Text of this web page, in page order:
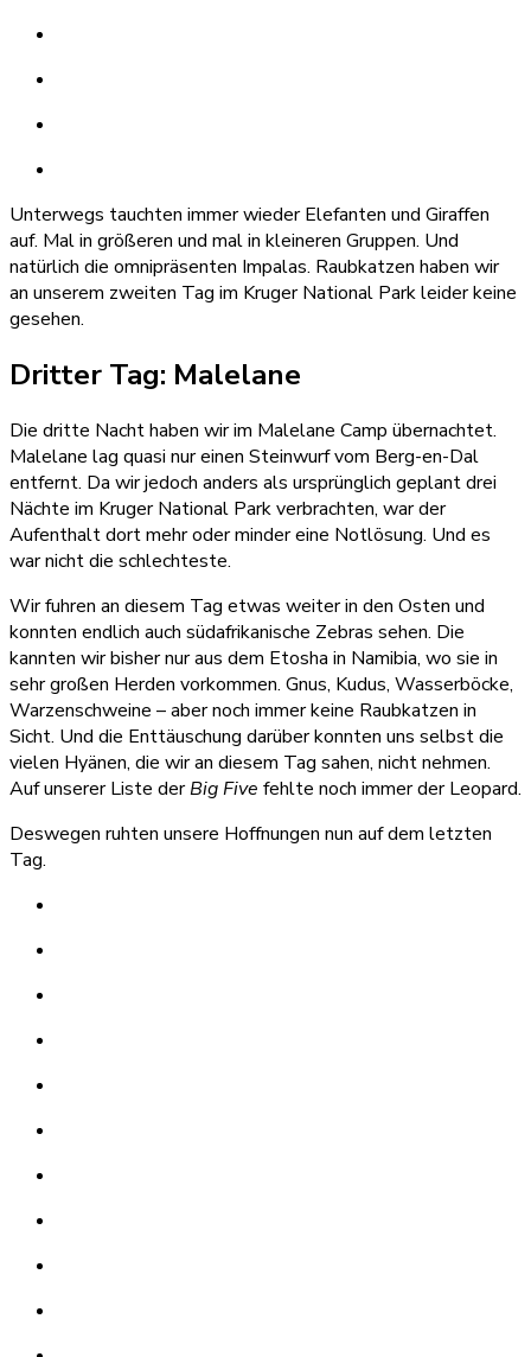
Unterwegs tauchten immer wieder Elefanten und Giraffen
auf. Mal in größeren und mal in kleineren Gruppen. Und
natürlich die omnipräsenten Impalas. Raubkatzen haben wir
an unserem zweiten Tag im Kruger National Park leider keine
gesehen.
Dritter Tag: Malelane
Die dritte Nacht haben wir im Malelane Camp übernachtet.
Malelane lag quasi nur einen Steinwurf vom Berg-en-Dal
entfernt. Da wir jedoch anders als ursprünglich geplant drei
Nächte im Kruger National Park verbrachten, war der
Aufenthalt dort mehr oder minder eine Notlösung. Und es
war nicht die schlechteste.
Wir fuhren an diesem Tag etwas weiter in den Osten und
konnten endlich auch südafrikanische Zebras sehen. Die
kannten wir bisher nur aus dem Etosha in Namibia, wo sie in
sehr großen Herden vorkommen. Gnus, Kudus, Wasserböcke,
Warzenschweine – aber noch immer keine Raubkatzen in
Sicht. Und die Enttäuschung darüber konnten uns selbst die
vielen Hyänen, die wir an diesem Tag sahen, nicht nehmen.
Auf unserer Liste derBig Five fehlte noch immer der Leopard.
Deswegen ruhten unsere Hoffnungen nun auf dem letzten
Tag.